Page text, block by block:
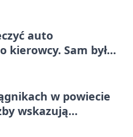
auto
kierowcy. Sam był
w powiecie
wskazują